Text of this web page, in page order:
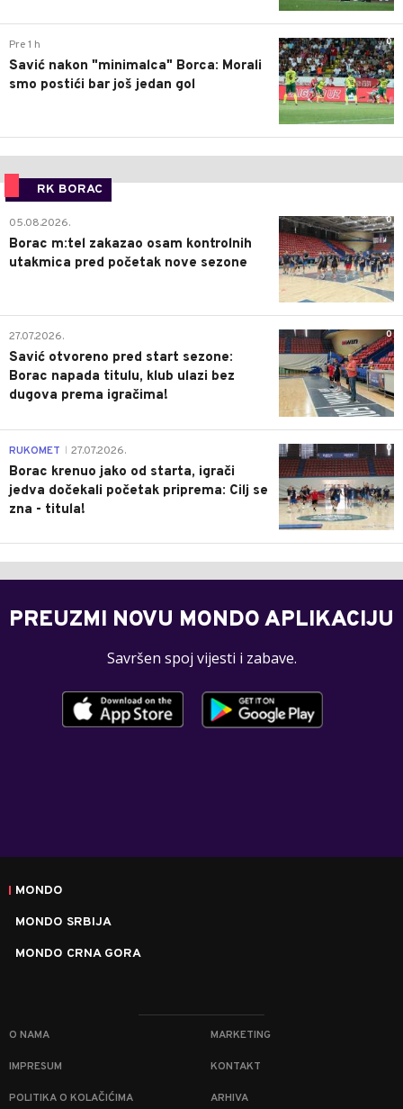
0
Pre 1 h
Savić nakon "minimalca" Borca: Morali
smo postići bar još jedan gol
RK BORAC
0
05.08.2026.
Borac m:tel zakazao osam kontrolnih
utakmica pred početak nove sezone
0
27.07.2026.
Savić otvoreno pred start sezone:
Borac napada titulu, klub ulazi bez
dugova prema igračima!
0
RUKOMET 27.07.2026.
Borac krenuo jako od starta, igrači
jedva dočekali početak priprema: Cilj se
zna - titula!
PREUZMI NOVU MONDO APLIKACIJU
Savršen spoj vijesti i zabave.
MONDO
MONDO SRBIJA
MONDO CRNA GORA
O NAMA MARKETING
IMPRESUM KONTAKT
POLITIKA O KOLAČIĆIMA ARHIVA